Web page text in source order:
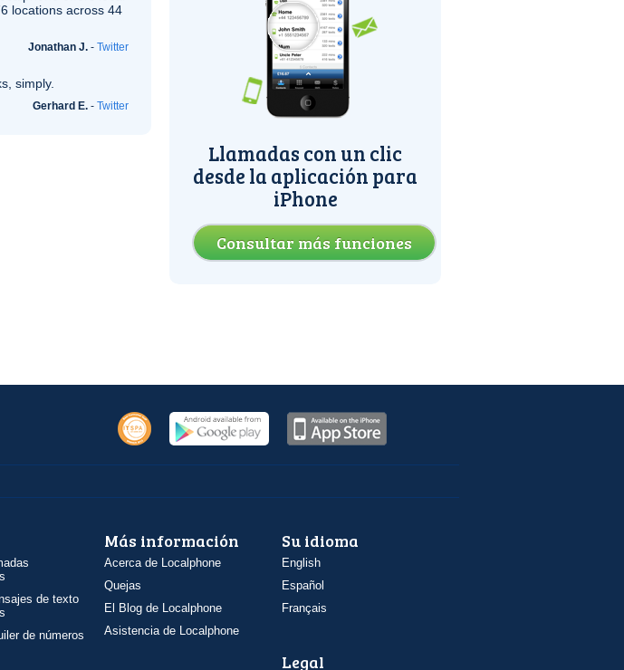
locations across 44
Jonathan J. - Twitter
simply.
Gerhard E. - Twitter
Llamadas con un clic
desde la aplicación para
iPhone
Consultar más funciones
de texto
de números
Más información
Acerca de Localphone
Quejas
El Blog de Localphone
Asistencia de Localphone
Su idioma
English
Español
Français
Legal